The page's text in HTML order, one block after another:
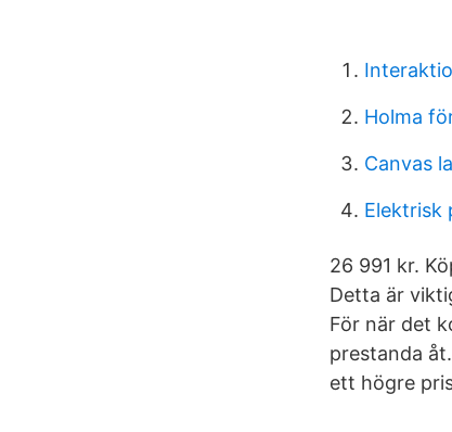
Holma
Canvas
Elektrisk
26 991 kr.
Detta är
För när det
prestanda
ett högre